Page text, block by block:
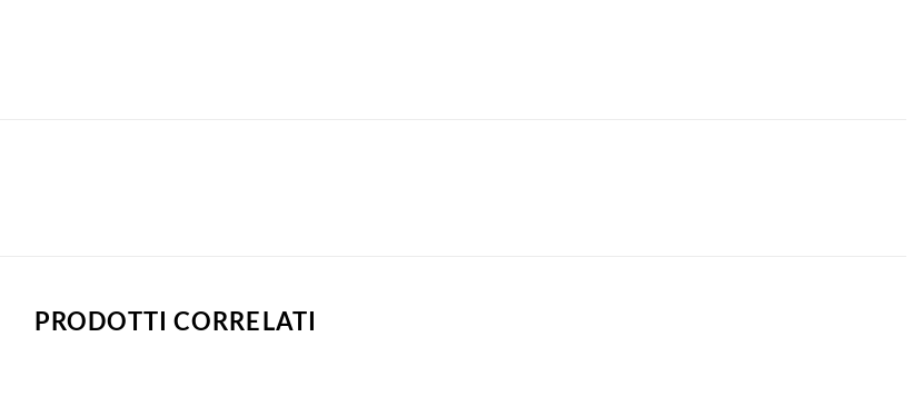
PRODOTTI CORRELATI